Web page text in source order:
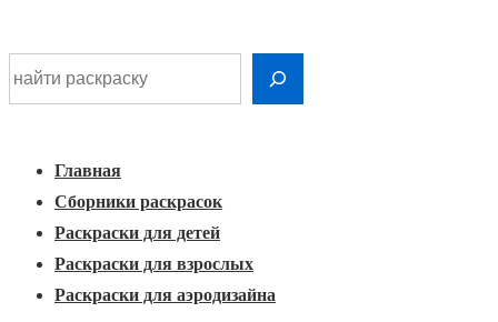
Перейти
к
Главная
Сборники раскрасок
Раскраски для детей
Раскраски для взрослых
Раскраски для аэродизайна